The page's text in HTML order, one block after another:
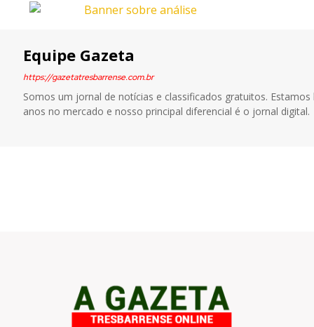
Equipe Gazeta
https://gazetatresbarrense.com.br
Somos um jornal de notícias e classificados gratuitos. Estamos
anos no mercado e nosso principal diferencial é o jornal digital.